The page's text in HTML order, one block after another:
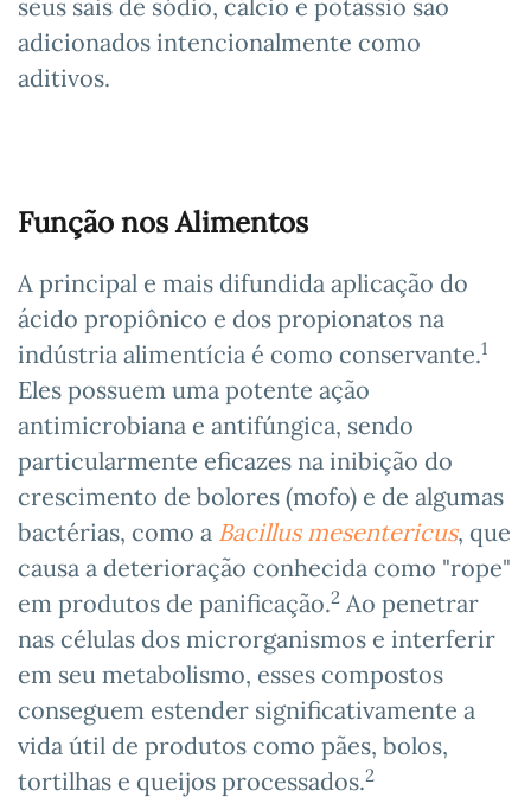
seus sais de sódio, cálcio e potássio são
adicionados intencionalmente como
aditivos.
Função nos Alimentos
A principal e mais difundida aplicação do
ácido propiônico e dos propionatos na
indústria alimentícia é como conservante.1
Eles possuem uma potente ação
antimicrobiana e antifúngica, sendo
particularmente eficazes na inibição do
crescimento de bolores (mofo) e de algumas
bactérias, como a Bacillus mesentericus, que
causa a deterioração conhecida como "rope"
em produtos de panificação.2 Ao penetrar
nas células dos microrganismos e interferir
em seu metabolismo, esses compostos
conseguem estender significativamente a
vida útil de produtos como pães, bolos,
tortilhas e queijos processados.2